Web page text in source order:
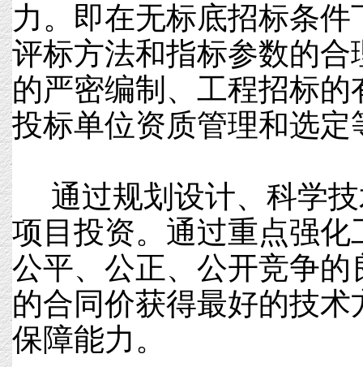
力。即在无标底招标条
评标方法和指标参数的合
的严密编制、工程招标
投标单位资质管理和选定
通过规划设计、科学技
项目投资。通过重点强化
公平、公正、公开竞争的
的合同价获得最好的技
保障能力。